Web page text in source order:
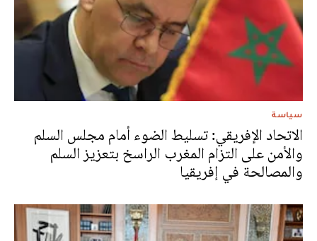
سياسة
الاتحاد الإفريقي: تسليط الضوء أمام مجلس السلم
والأمن على التزام المغرب الراسخ بتعزيز السلم
والمصالحة في إفريقيا